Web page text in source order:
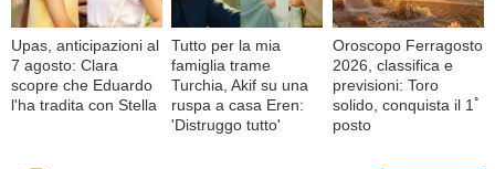
Upas, anticipazioni al
7 agosto: Clara
scopre che Eduardo
l'ha tradita con Stella
Tutto per la mia
famiglia trame
Turchia, Akif su una
ruspa a casa Eren:
'Distruggo tutto'
Oroscopo Ferragosto
2026, classifica e
previsioni: Toro
solido, conquista il 1ﾟ
posto